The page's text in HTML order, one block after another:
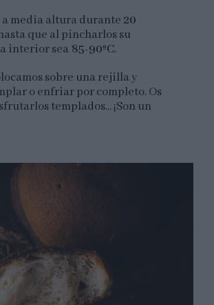
a media altura durante 20
que al pincharlos su
interior sea 85-90ºC.
sobre una rejilla y
o enfriar por completo. Os
templados... ¡Son un